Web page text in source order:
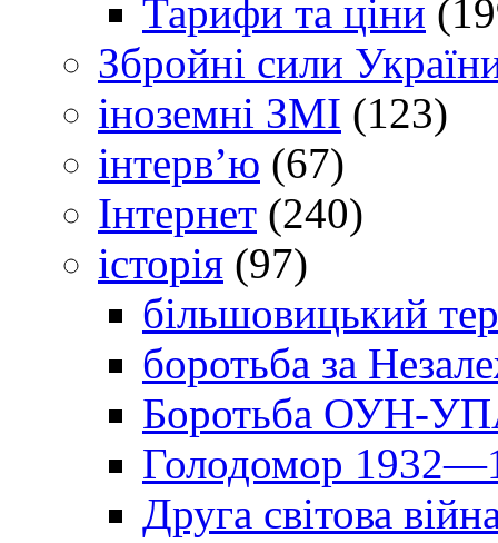
Тарифи та ціни
Збройні сили
іноземні ЗМІ (123)
інтерв’ю (67)
Інтернет (240)
історія (97)
більшовицький
боротьба за
Боротьба ОУН-УПА
Голодомор
Друга світова